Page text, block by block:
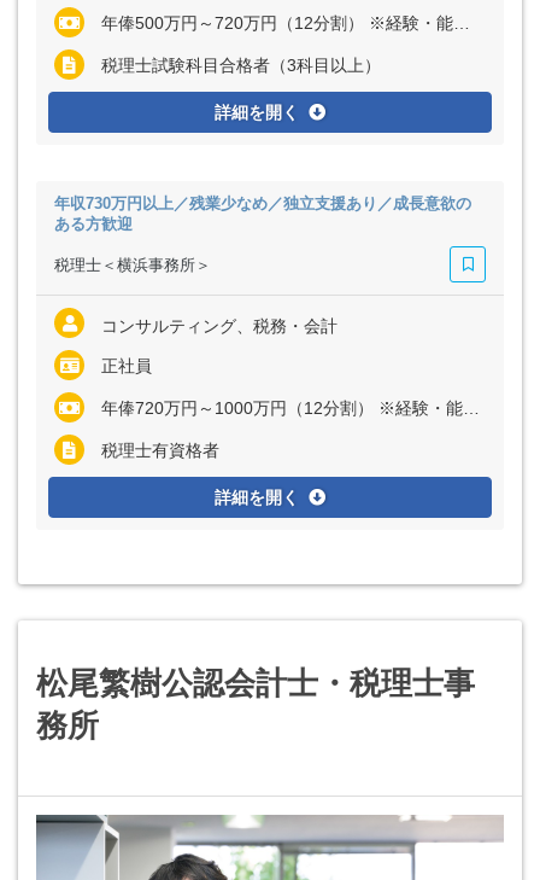
年俸500万円～720万円（12分割） ※経験・能力など考慮の上、決定いたします ※残業代は全額支給
税理士試験科目合格者（3科目以上）
詳細を開く
年収730万円以上／残業少なめ／独立支援あり／成長意欲の
ある方歓迎
税理士＜横浜事務所＞
コンサルティング、税務・会計
正社員
年俸720万円～1000万円（12分割） ※経験・能力など考慮の上、決定いたします ※残業代は全額支給
税理士有資格者
詳細を開く
松尾繁樹公認会計士・税理士事
務所